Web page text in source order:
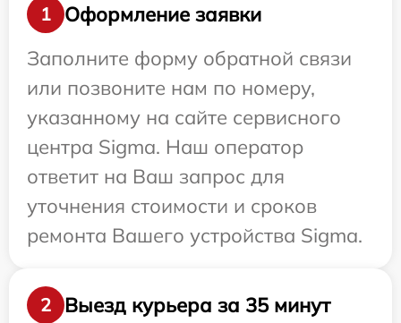
1
Оформление заявки
Заполните форму обратной связи
или позвоните нам по номеру,
указанному на сайте сервисного
центра Sigma. Наш оператор
ответит на Ваш запрос для
уточнения стоимости и сроков
ремонта Вашего устройства Sigma.
2
Выезд курьера за 35 минут